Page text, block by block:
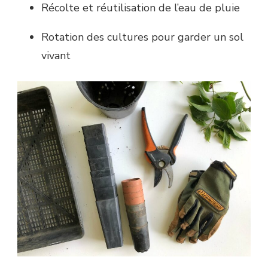
Récolte et réutilisation de l’eau de pluie
Rotation des cultures pour garder un sol
vivant